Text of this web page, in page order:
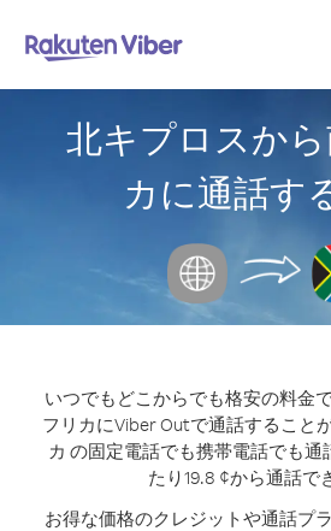
北キプロスか
カに通話す
いつでもどこからでも格安の料金
フリカにViber Outで通話すること
カ の固定電話でも携帯電話でも通
たり19.8 ¢から通話で
お得な価格のクレジットや通話プ